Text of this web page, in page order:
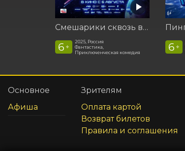
Смешарики сквозь вселенные
6 +
2025, Россия
Фантастика,
Приключенческая комедия
6 +
Основное
Афиша
Зрителям
Оплата картой
Возврат билетов
Правила и соглашения